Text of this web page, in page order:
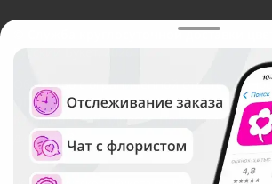
Служба круглосуточной доставки
Русский Букет, 2026
Общество с ограниченной
ОГРН: 1195476081745, ИНН: 5410081997
Юридический адрес: г. Новосибирск, ул.
д.42, оф. 3